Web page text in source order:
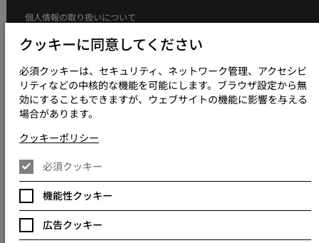
個人情報の取り扱いについて
個人情報の取り扱いについて（採用応募者向け）
現代奴隷制方針について
グローバルポリシー
アクセシビリティについて
© 2023 - 2026 Keywords Studios Limited. 設立国：イングランドおよび
ウェールズ主たる事業所：Keywords International Limited, Whelan
House, South County Business Park, Leopardstown, Dublin 18, Dublin
クッキーに同意してください
必須クッキーは、セキュリティ、ネットワーク管理、アクセシビ
リティなどの中核的な機能を可能にします。ブラウザ設定から無
効にすることもできますが、ウェブサイトの機能に影響を与える
場合があります。
クッキーポリシー
必須クッキー
機能性クッキー
広告クッキー